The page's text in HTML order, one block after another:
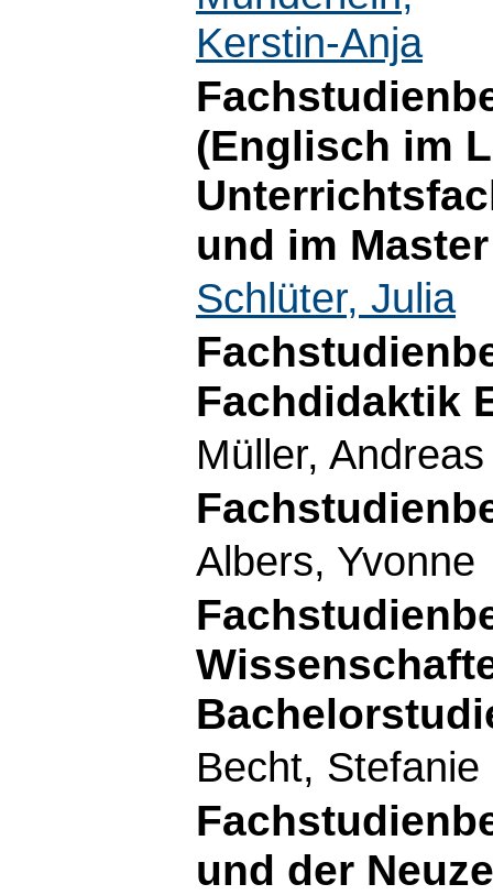
Kerstin-Anja
(Englisch im
und im
Schlüter, Julia
Fachdidaktik
Müller, Andreas
Albers, Yvonne
Becht, Stefanie
und der